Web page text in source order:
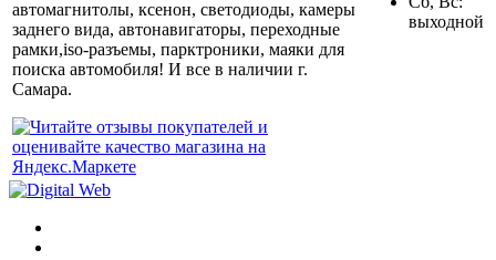
автомагнитолы, ксенон, светодиоды, камеры
заднего вида, автонавигаторы, переходные
рамки,iso-разъемы, парктроники, маяки для
поиска автомобиля! И все в наличии г.
Самара.
выходной